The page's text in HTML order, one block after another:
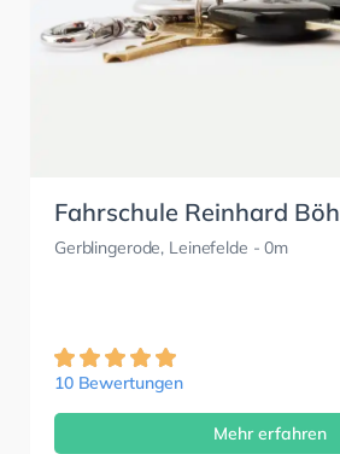
Fahrschule Reinhard
Gerblingerode, Leinefelde - 0m
10 Bewertungen
Mehr erfahren